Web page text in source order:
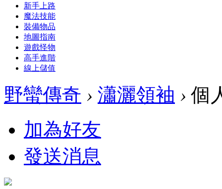
新手上路
魔法技能
裝備物品
地圖指南
遊戲怪物
高手進階
線上儲值
野蠻傳奇 › 瀟灑領袖 › 個
加為好友
發送消息